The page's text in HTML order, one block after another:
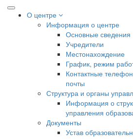
О центре
Информация о центре
Основные сведения
Учредители
Местонахождение
График, режим
Контактные
почты
Структура и органы
Информация о
управления
Документы
Устав